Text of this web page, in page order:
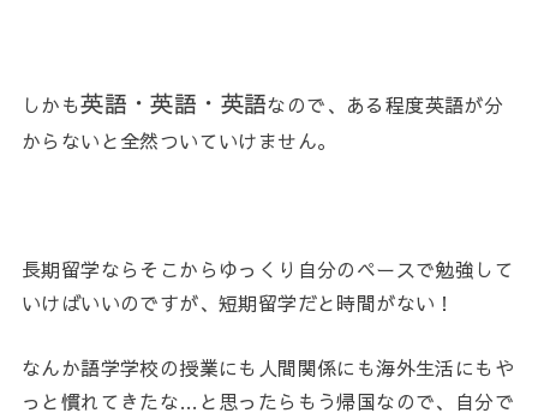
しかも英語・英語・英語なので、ある程度英語が分
からないと全然ついていけません。
長期留学ならそこからゆっくり自分のペースで勉強して
いけばいいのですが、短期留学だと時間がない！
なんか語学学校の授業にも人間関係にも海外生活にもや
っと慣れてきたな…と思ったらもう帰国なので、自分で